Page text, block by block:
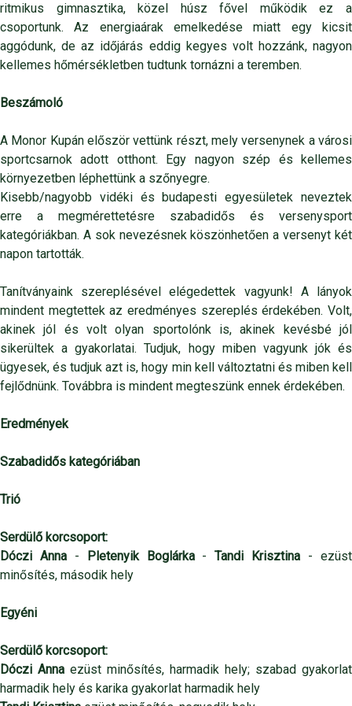
ritmikus gimnasztika, közel húsz fővel működik ez a
csoportunk. Az energiaárak emelkedése miatt egy kicsit
aggódunk, de az időjárás eddig kegyes volt hozzánk, nagyon
kellemes hőmérsékletben tudtunk tornázni a teremben.
Beszámoló
A Monor Kupán először vettünk részt, mely versenynek a városi
sportcsarnok adott otthont. Egy nagyon szép és kellemes
környezetben léphettünk a szőnyegre.
Kisebb/nagyobb vidéki és budapesti egyesületek neveztek
erre a megmérettetésre szabadidős és versenysport
kategóriákban. A sok nevezésnek köszönhetően a versenyt két
napon tartották.
Tanítványaink szereplésével elégedettek vagyunk! A lányok
mindent megtettek az eredményes szereplés érdekében. Volt,
akinek jól és volt olyan sportolónk is, akinek kevésbé jól
sikerültek a gyakorlatai. Tudjuk, hogy miben vagyunk jók és
ügyesek, és tudjuk azt is, hogy min kell változtatni és miben kell
fejlődnünk. Továbbra is mindent megteszünk ennek érdekében.
Eredmények
Szabadidős kategóriában
Trió
Serdülő korcsoport:
Dóczi Anna- Pletenyik Boglárka-Tandi Krisztina - ezüst
minősítés, második hely
Egyéni
Serdülő korcsoport:
Dóczi Anna ezüst minősítés, harmadik hely; szabad gyakorlat
harmadik hely és karika gyakorlat harmadik hely